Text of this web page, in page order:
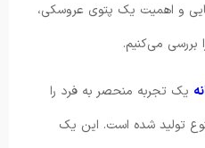
و اهمیت یک پتوی عروسکی،
بررسی می‌کنیم.
یک تجربه منحصر به فرد را
تولید شده است. این یک